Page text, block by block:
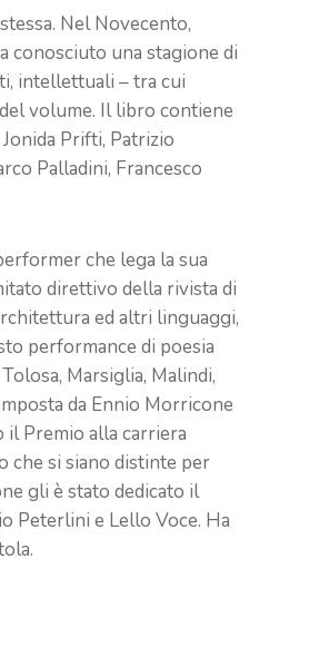
Nel Novecento,
conosciuto una stagione di
intellettuali – tra cui
volume. Il libro contiene
Prifti, Patrizio
Palladini, Francesco
che lega la sua
direttivo della rivista di
ed altri linguaggi,
performance di poesia
Marsiglia, Malindi,
da Ennio Morricone
il Premio alla carriera
che si siano distinte per
gli è stato dedicato il
Peterlini e Lello Voce. Ha